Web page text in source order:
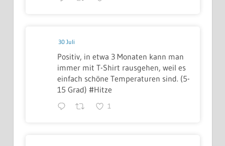
30 Juli
Positiv, in etwa 3 Monaten kann man
immer mit T-Shirt rausgehen, weil es
einfach schöne Temperaturen sind. (5-
15 Grad) #Hitze
1